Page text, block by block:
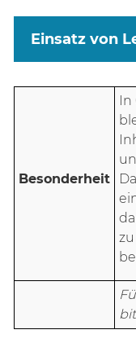
Einsatz von
Besonderheit
In